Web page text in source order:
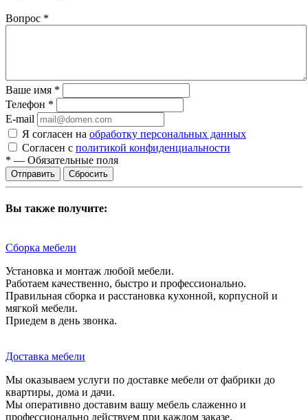
Вопрос *
Ваше имя *
Телефон *
E-mail
Я согласен на обработку персональных данных
Согласен с политикой конфиденциальности
* — Обязательные поля
Сбросить
Вы также получите:
Сборка мебели
Установка и монтаж любой мебели.
Работаем качественно, быстро и профессионально.
Правильная сборка и расстановка кухонной, корпусной и
мягкой мебели.
Приедем в день звонка.
Доставка мебели
Мы оказываем услуги по доставке мебели от фабрики до
квартиры, дома и дачи.
Мы оперативно доставим вашу мебель слаженно и
профессионально действуем при каждом заказе.